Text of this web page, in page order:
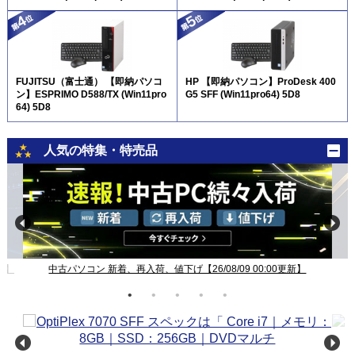
FUJITSU（富士通） 【即納パソコ
ン】ESPRIMO D588/TX (Win11pro
64) 5D8
HP 【即納パソコン】ProDesk 400
G5 SFF (Win11pro64) 5D8
人気の特集・特売品
中古パソコン 新着、再入荷、値下げ【26/08/09 00:00更新】